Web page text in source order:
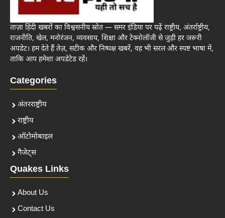
ताज़ा हिंदी खबरों का विश्वसनीय स्रोत — समर इंडिया पर पढ़ें राष्ट्रीय, अंतर्राष्ट्रीय,
राजनीति, खेल, मनोरंजन, व्यवसाय, शिक्षा और टेक्नोलॉजी से जुड़ी हर जरूरी
अपडेट। हम देते हैं तेज़, सटीक और निष्पक्ष खबरें, वह भी सरल और स्पष्ट भाषा में,
ताकि आप हमेशा अपडेटेड रहें।
Categories
अंतरराष्ट्रीय
राष्ट्रीय
ऑटोमोबाइल
गैजेट्स
Quakes Links
About Us
Contact Us